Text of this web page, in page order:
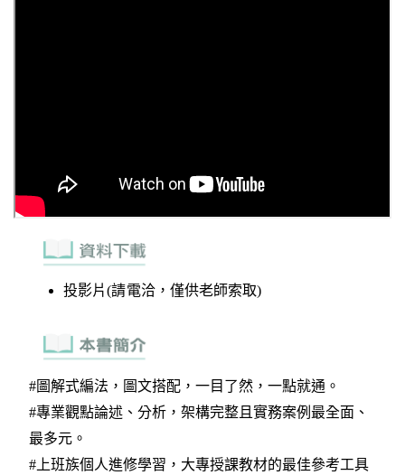
投影片(請電洽，僅供老師索取)